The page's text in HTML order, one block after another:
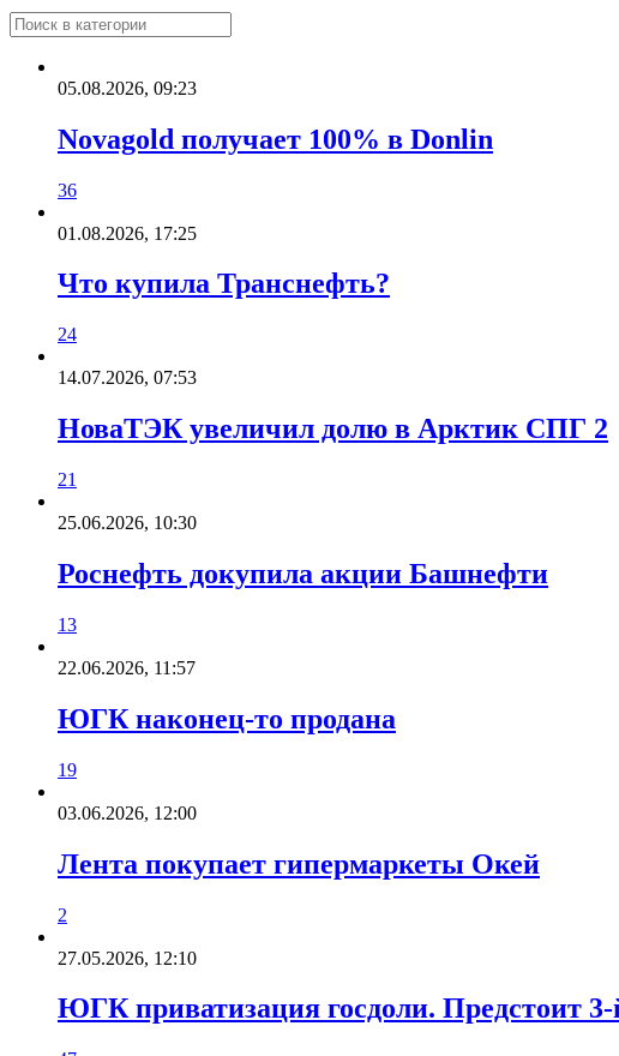
05.08.2026, 09:23
Novagold получает 100% в Donlin
36
01.08.2026, 17:25
Что купила Транснефть?
24
14.07.2026, 07:53
НоваТЭК увеличил долю в Арктик СПГ 2
21
25.06.2026, 10:30
Роснефть докупила акции Башнефти
13
22.06.2026, 11:57
ЮГК наконец-то продана
19
03.06.2026, 12:00
Лента покупает гипермаркеты Окей
2
27.05.2026, 12:10
ЮГК приватизация госдоли. Предстоит